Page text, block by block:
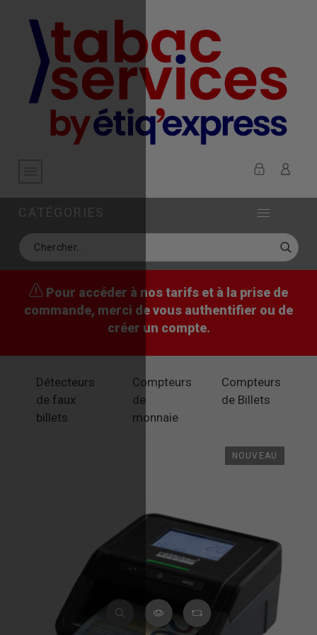
CATÉGORIES
Pour accéder à nos tarifs et à la prise de
commande, merci de vous authentifier ou de
créer un compte.
Détecteurs
de faux
billets
Compteurs
de
monnaie
Compteurs
de Billets
NOUVEAU
NOUVEAU
NOUVEAU